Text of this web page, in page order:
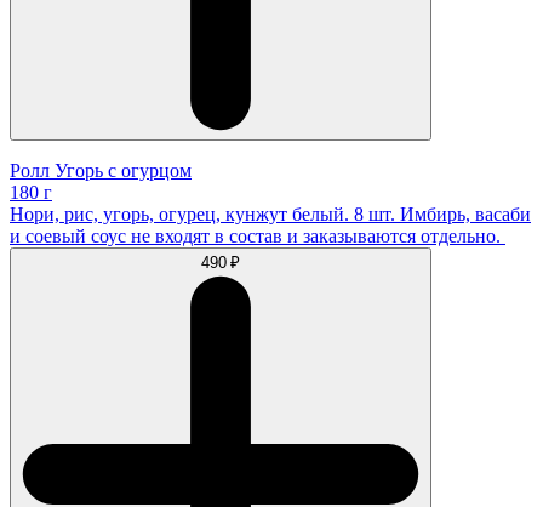
Ролл Угорь с огурцом
180 г
Нори, рис, угорь, огурец, кунжут белый. 8 шт. Имбирь, васаби
и соевый соус не входят в состав и заказываются отдельно.
490 ₽